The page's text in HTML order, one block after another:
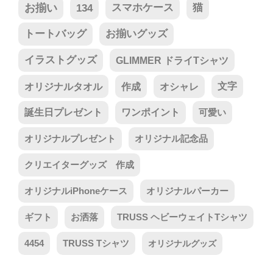
お揃い 134 スマホケース 猫
トートバッグ お揃いグッズ
イラストグッズ GLIMMER ドライTシャツ
オリジナルタオル 作成 オシャレ 文字
誕生日プレゼント ワンポイント 可愛い
オリジナルプレゼント オリジナル記念品
クリエイターグッズ 作成
オリジナルiPhoneケース オリジナルパーカー
ギフト お洒落 TRUSS ヘビーウェイトTシャツ
4454 TRUSS Tシャツ オリジナルグッズ